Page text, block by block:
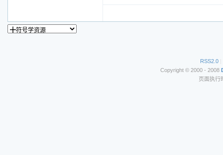
RSS2.0 |
Copyright © 2000 - 2008
页面执行